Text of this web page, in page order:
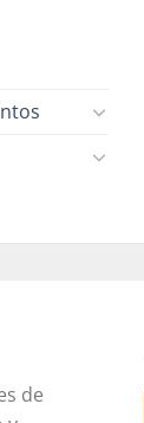
de